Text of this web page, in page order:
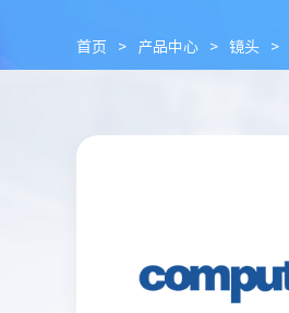
首页 > 产品中心 > 镜头 >